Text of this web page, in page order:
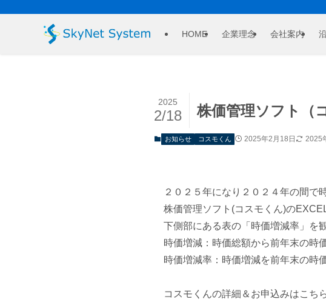
HOME 企業理念 会社案内
株価管理ソフト（
2025
2/18
お知らせ コスモくん 2025年2月18日 2025
２０２５年になり２０２４年の間で
株価管理ソフト(コスモくん)の
下側部にある表の「時価増減率」を
時価増減：時価総額から前年末の時
時価増減率：時価増減を前年末の時
コスモくんの詳細＆お申込みはこち